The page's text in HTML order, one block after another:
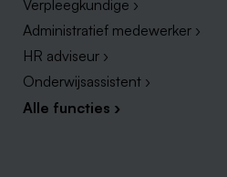
Verpleegkundige ›
Administratief medewerker ›
HR adviseur ›
Onderwijsassistent ›
Alle functies ›